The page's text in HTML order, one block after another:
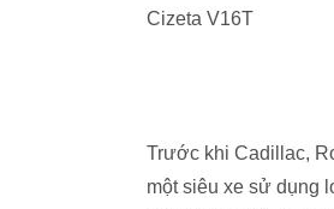
Cizeta V16T
Trước khi Cadillac,
một siêu xe sử dụng